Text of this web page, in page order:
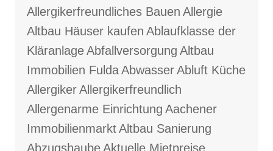
Allergikerfreundliches Bauen Allergie
Altbau Häuser kaufen Ablaufklasse der
KläranlageAbfallversorgung Altbau
Immobilien FuldaAbwasserAbluft Küche
AllergikerAllergikerfreundlich
Allergenarme Einrichtung Aachener
ImmobilienmarktAltbau Sanierung
AbzugshaubeAktuelle Mietpreise